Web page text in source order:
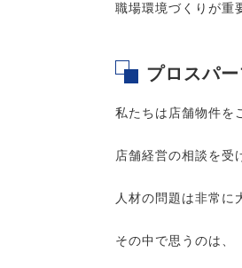
職場環境づくりが重
プロスパ
私たちは店舗物件を
店舗経営の相談を受
人材の問題は非常に
その中で思うのは、